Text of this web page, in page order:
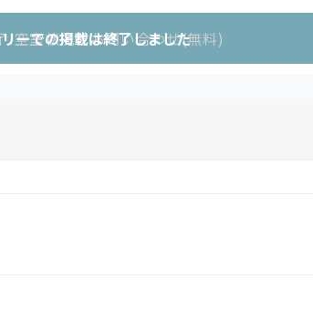
!空室状況をお問い合わせ(無料)
ーでの掲載は終了しました